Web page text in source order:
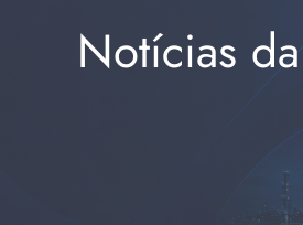
Notícias